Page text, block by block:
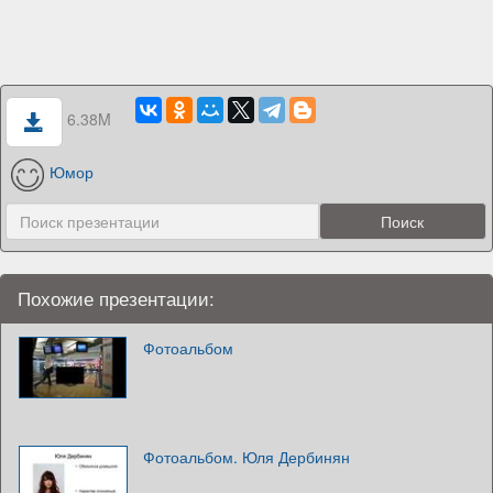
6.38M
Юмор
Похожие презентации:
Фотоальбом
Фотоальбом. Юля Дербинян